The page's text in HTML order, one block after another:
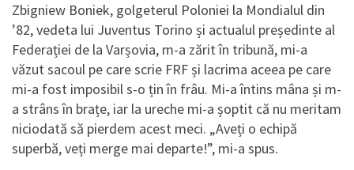
Zbigniew Boniek, golgeterul Poloniei la Mondialul din
’82, vedeta lui Juventus Torino și actualul președinte al
Federației de la Varșovia, m-a zărit în tribună, mi-a
văzut sacoul pe care scrie FRF și lacrima aceea pe care
mi-a fost imposibil s-o țin în frâu. Mi-a întins mâna și m-
a strâns în brațe, iar la ureche mi-a șoptit că nu meritam
niciodată să pierdem acest meci. „Aveți o echipă
superbă, veți merge mai departe!”, mi-a spus.